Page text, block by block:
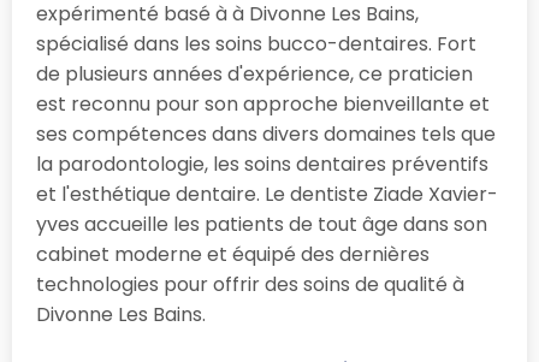
expérimenté basé à à Divonne Les Bains,
spécialisé dans les soins bucco-dentaires. Fort
de plusieurs années d'expérience, ce praticien
est reconnu pour son approche bienveillante et
ses compétences dans divers domaines tels que
la parodontologie, les soins dentaires préventifs
et l'esthétique dentaire. Le dentiste Ziade Xavier-
yves accueille les patients de tout âge dans son
cabinet moderne et équipé des dernières
technologies pour offrir des soins de qualité à
Divonne Les Bains.